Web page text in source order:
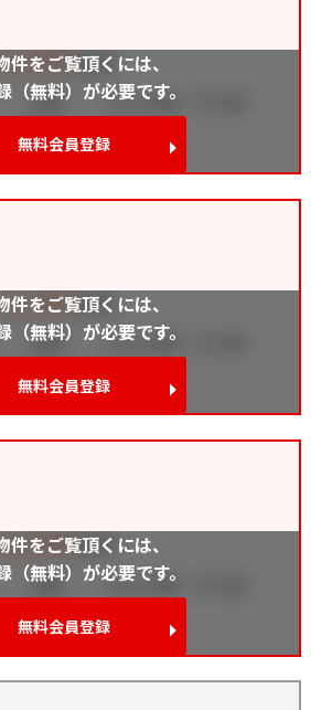
件をご覧頂くには、
（無料）が必要です。
無料会員登録
件をご覧頂くには、
（無料）が必要です。
無料会員登録
件をご覧頂くには、
（無料）が必要です。
無料会員登録